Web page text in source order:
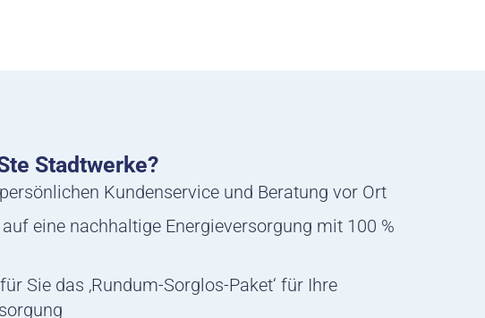
Stadtwerke?
Kundenservice und Beratung vor Ort
eine nachhaltige Energieversorgung mit 100 %
Sie das ‚Rundum-Sorglos-Paket‘ für Ihre